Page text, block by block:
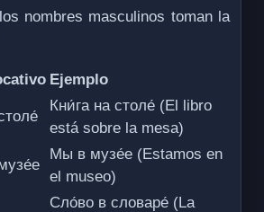
nombres masculinos toman la
Ejemplo
Кни́га на столе́ (El libro
está sobre la mesa)
Мы в музе́е (Estamos en
el museo)
Сло́во в словаре́ (La